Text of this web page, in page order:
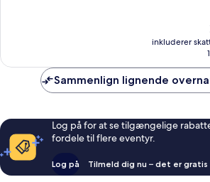
inkluderer
Sammenlign lignende
Log på for at se tilgængelige
fordele til flere eventyr.
Log på Tilmeld dig nu – det er gratis